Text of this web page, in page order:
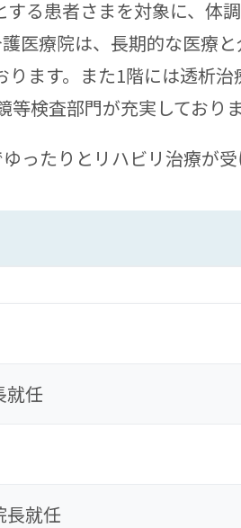
る患者さまを対象に、体
医療院は、長期的な医療
ます。また1階には透析
検査部門が充実しておりま
ったりとリハビリ治療が受
任
就任